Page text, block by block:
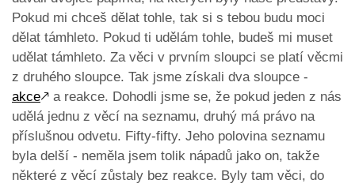
Pokud mi chceš dělat tohle, tak si s tebou budu moci
dělat támhleto. Pokud ti udělám tohle, budeš mi muset
udělat támhleto. Za věci v prvním sloupci se platí věcmi
z druhého sloupce. Tak jsme získali dva sloupce -
akce🡕 a reakce. Dohodli jsme se, že pokud jeden z nás
udělá jednu z věcí na seznamu, druhý má právo na
příslušnou odvetu. Fifty-fifty. Jeho polovina seznamu
byla delší - neměla jsem tolik nápadů jako on, takže
některé z věcí zůstaly bez reakce. Byly tam věci, do